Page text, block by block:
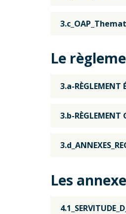
Le
3.a-RÈGLEMENT
3.b-RÈGLEMENT
Les